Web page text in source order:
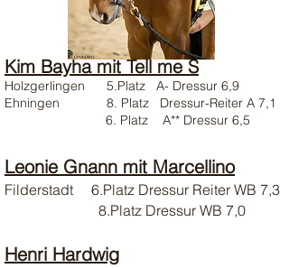
Kim Bayha mit Tell me S
Holzgerlingen 5.Platz A- Dressur 6,9
Ehningen 8. Platz Dressur-Reiter A 7,1
6. Platz A** Dressur 6,5
Leonie Gnann mit Marcellino
Filderstadt 6.Platz Dressur Reiter WB 7,3
8.Platz Dressur WB 7,0
Henri Hardwig